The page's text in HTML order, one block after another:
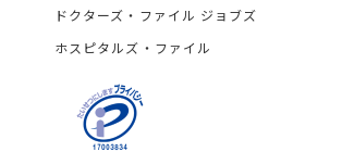
ドクターズ・ファイル ジョブズ
ホスピタルズ・ファイル